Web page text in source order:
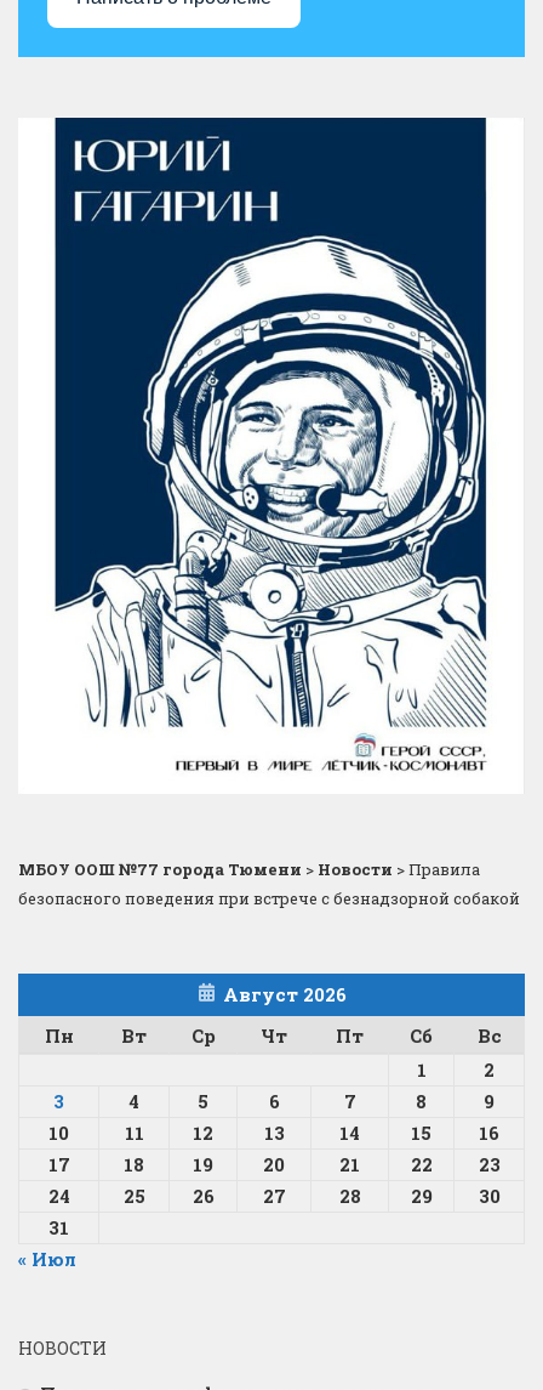
МБОУ ООШ №77 города Тюмени > Новости >Правила
безопасного поведения при встрече с безнадзорной собакой
Август 2026
Пн
Вт Ср Чт Пт Сб
Вс
1
2
3
4 5 6 7 8
9
10
11 12 13 14 15
16
17
18 19 20 21 22
23
24
25 26 27 28 29
30
31
« Июл
НОВОСТИ